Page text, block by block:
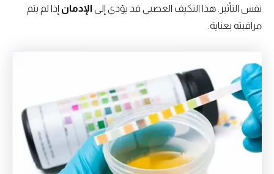
نفس التأثير. هذا التكيف العصبي قد يؤدي إلى
الإدمانإذا لم يتم
مراقبته بعناية.